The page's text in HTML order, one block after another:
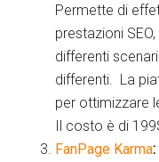
Permette di
prestazioni
differenti
differenti. La
per ottimizzare
Il costo è di
FanPage Karma: